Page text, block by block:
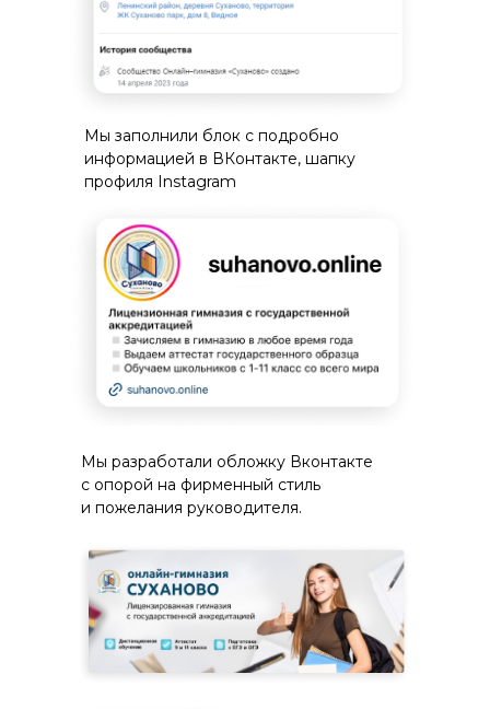
Мы заполнили блок с подробно
информацией в ВКонтакте, шапку
профиля Instagram
Мы разработали обложку Вконтакте
с опорой на фирменный стиль
и пожелания руководителя.